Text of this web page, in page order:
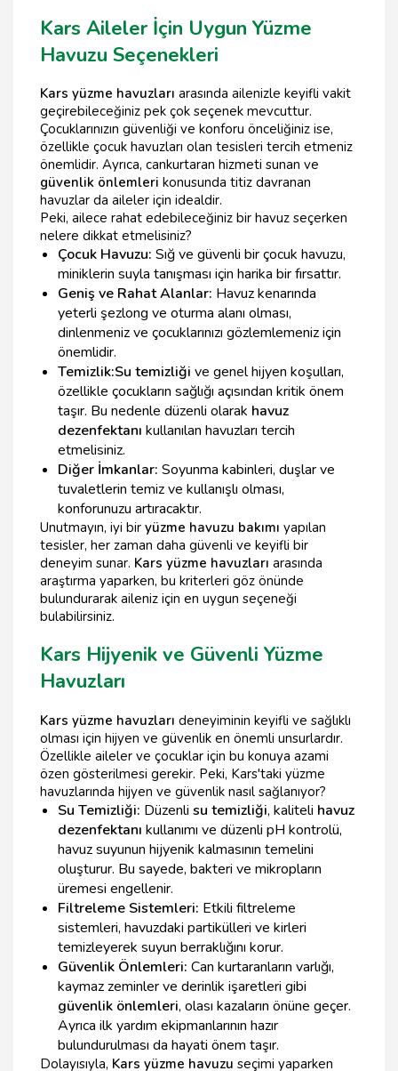
Kars Aileler İçin Uygun Yüzme
Havuzu Seçenekleri
Kars yüzme havuzları arasında ailenizle keyifli vakit
geçirebileceğiniz pek çok seçenek mevcuttur.
Çocuklarınızın güvenliği ve konforu önceliğiniz ise,
özellikle çocuk havuzları olan tesisleri tercih etmeniz
önemlidir. Ayrıca, cankurtaran hizmeti sunan ve
güvenlik önlemleri konusunda titiz davranan
havuzlar da aileler için idealdir.
Peki, ailece rahat edebileceğiniz bir havuz seçerken
nelere dikkat etmelisiniz?
Çocuk Havuzu: Sığ ve güvenli bir çocuk havuzu,
miniklerin suyla tanışması için harika bir fırsattır.
Geniş ve Rahat Alanlar: Havuz kenarında
yeterli şezlong ve oturma alanı olması,
dinlenmeniz ve çocuklarınızı gözlemlemeniz için
önemlidir.
Temizlik:Su temizliği ve genel hijyen koşulları,
özellikle çocukların sağlığı açısından kritik önem
taşır. Bu nedenle düzenli olarak havuz
dezenfektanı kullanılan havuzları tercih
etmelisiniz.
Diğer İmkanlar: Soyunma kabinleri, duşlar ve
tuvaletlerin temiz ve kullanışlı olması,
konforunuzu artıracaktır.
Unutmayın, iyi bir yüzme havuzu bakımı yapılan
tesisler, her zaman daha güvenli ve keyifli bir
deneyim sunar. Kars yüzme havuzları arasında
araştırma yaparken, bu kriterleri göz önünde
bulundurarak aileniz için en uygun seçeneği
bulabilirsiniz.
Kars Hijyenik ve Güvenli Yüzme
Havuzları
Kars yüzme havuzları deneyiminin keyifli ve sağlıklı
olması için hijyen ve güvenlik en önemli unsurlardır.
Özellikle aileler ve çocuklar için bu konuya azami
özen gösterilmesi gerekir. Peki, Kars'taki yüzme
havuzlarında hijyen ve güvenlik nasıl sağlanıyor?
Su Temizliği: Düzenli su temizliği, kaliteli havuz
dezenfektanı kullanımı ve düzenli pH kontrolü,
havuz suyunun hijyenik kalmasının temelini
oluşturur. Bu sayede, bakteri ve mikropların
üremesi engellenir.
Filtreleme Sistemleri: Etkili filtreleme
sistemleri, havuzdaki partikülleri ve kirleri
temizleyerek suyun berraklığını korur.
Güvenlik Önlemleri: Can kurtaranların varlığı,
kaymaz zeminler ve derinlik işaretleri gibi
güvenlik önlemleri, olası kazaların önüne geçer.
Ayrıca ilk yardım ekipmanlarının hazır
bulundurulması da hayati önem taşır.
Dolayısıyla, Kars yüzme havuzu seçimi yaparken